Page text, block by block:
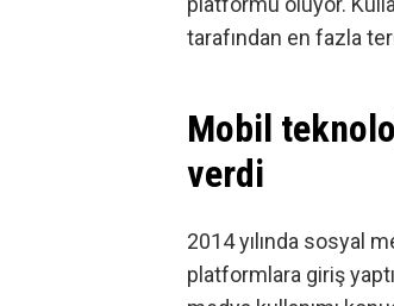
tarafından en fazla
Mobil
verdi
2014 yılında sosyal
platformlara giriş